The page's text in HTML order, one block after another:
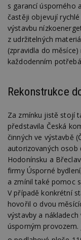
s garancí úsporného
častěji objevují
výstavbu
z udržitelných
(zpravidla do
každodenním
Rekonstrukce
Za zmínku jistě stojí
představila Česká
činných ve výstavbě
autorizovaných osob
Hodonínsku a
firmy Úsporné
a zmínil také pomoc
V případě konkrétní
hovořil o dvou
výstavby a
úsporným